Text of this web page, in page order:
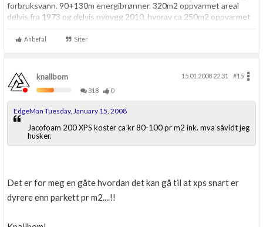
forbruksvann. 90+130m energibrønner. 320m2 oppvarmet areal
delvis fra 1973 og delvis nybygg 2010, hvorav ca 250m2 oppvarmet
TS300-S balansert ventilasjon. Strømforbruk 2014: 29376kwt
Anbefal Siter
knallbom 15.01.2008 22.31
#15
318
0
EdgeMan Tuesday, January 15, 2008
Jacofoam 200 XPS koster ca kr 80-100 pr m2 ink. mva såvidt jeg
husker.
Det er for meg en gåte hvordan det kan gå til at xps snart er
dyrere enn parkett pr m2....!!